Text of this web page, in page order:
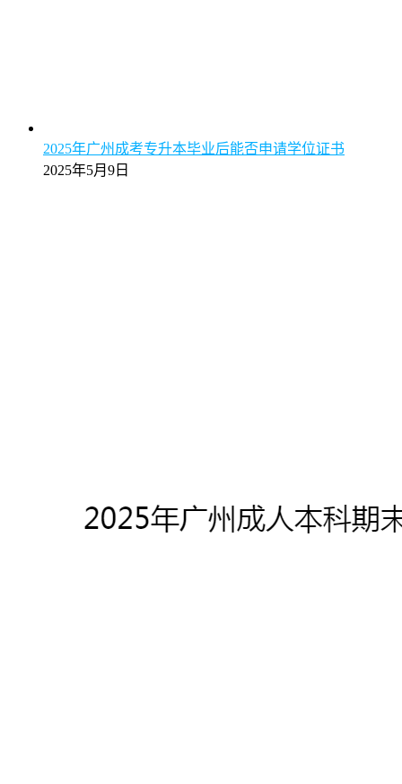
2025年广州成考专升本毕业后能否申请学位证书
2025年5月9日